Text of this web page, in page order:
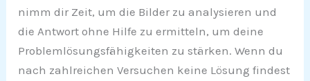
nimm dir Zeit, um die Bilder zu analysieren und
die Antwort ohne Hilfe zu ermitteln, um deine
Problemlösungsfähigkeiten zu stärken. Wenn du
nach zahlreichen Versuchen keine Lösung findest